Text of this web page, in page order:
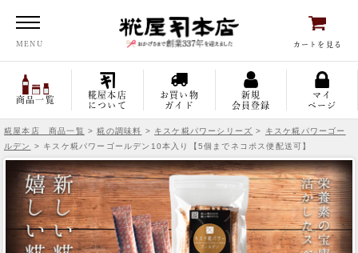
MENU カートを見る
商品一覧
糀屋本店
について
お買い物
ガイド
新規
会員登録
マイ
ページ
糀屋本店 商品一覧 >糀の調味料 > キスケ糀パワーシリーズ >
キスケ糀パワーゴー
ルデン
> キスケ糀パワーゴールデン10本入り【5個までネコポス便配送可】